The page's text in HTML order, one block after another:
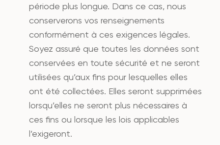
période plus longue. Dans ce cas, nous
conserverons vos renseignements
conformément à ces exigences légales.
Soyez assuré que toutes les données sont
conservées en toute sécurité et ne seront
utilisées qu’aux fins pour lesquelles elles
ont été collectées. Elles seront supprimées
lorsqu’elles ne seront plus nécessaires à
ces fins ou lorsque les lois applicables
l’exigeront.